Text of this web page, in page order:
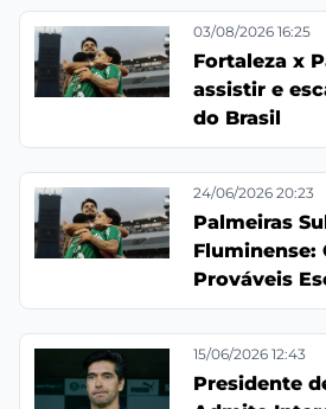
03/08/2026 16:25
Fortaleza x
assistir e
do Brasil
24/06/2026 20:23
Palmeiras
Fluminense:
Prováveis
15/06/2026 12:43
Presidente